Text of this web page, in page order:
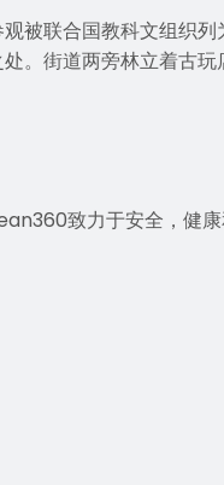
被联合国教科文组织
。街道两旁林立着古玩
致力于安全，健